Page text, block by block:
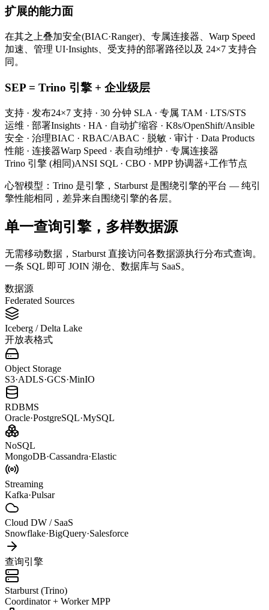
扩展的能力面
在其之上叠加安全(BIAC·Ranger)、专属连接器、Warp Speed
加速、管理 UI·Insights、受支持的部署路径以及 24×7 支持合
同。
SEP = Trino 引擎 + 企业级层
支持 · 发布24×7 支持 · 30 分钟 SLA · 专属 TAM · LTS/STS
运维 · 部署Insights · HA · 自动扩缩容 · K8s/OpenShift/Ansible
安全 · 治理BIAC · RBAC/ABAC · 脱敏 · 审计 · Data Products
性能 · 连接器Warp Speed · 表自动维护 · 专属连接器
Trino 引擎 (相同)ANSI SQL · CBO · MPP 协调器+工作节点
心智模型：Trino 是引擎，Starburst 是围绕引擎的平台 — 纯引
擎性能相同，差异来自围绕引擎的各层。
单一查询引擎，多样数据源
无需移动数据，Starburst 直接访问各数据源执行分布式查询。
一条 SQL 即可 JOIN 湖仓、数据库与 SaaS。
数据源
Federated Sources
Iceberg / Delta Lake
开放表格式
Object Storage
S3·ADLS·GCS·MinIO
RDBMS
Oracle·PostgreSQL·MySQL
NoSQL
MongoDB·Cassandra·Elastic
Streaming
Kafka·Pulsar
Cloud DW / SaaS
Snowflake·BigQuery·Salesforce
查询引擎
Starburst (Trino)
Coordinator + Worker MPP